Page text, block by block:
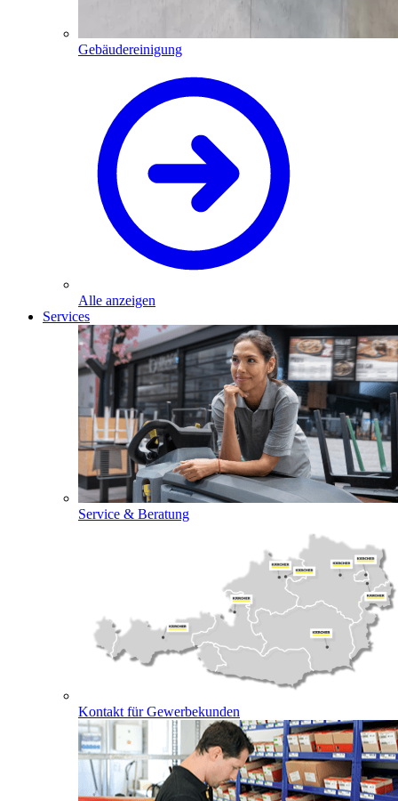
Gebäudereinigung
Alle anzeigen
Services
Service & Beratung
Kontakt für Gewerbekunden